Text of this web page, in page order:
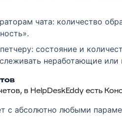
чата: количество
состояние и
неработающие
в HelpDeskEddy есть
с абсолютно любыми